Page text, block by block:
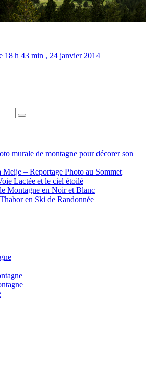
18 h 43 min , 24 janvier 2014
murale de montagne pour décorer son
Meije – Reportage Photo au Sommet
Lactée et le ciel étoilé
Montagne en Noir et Blanc
en Ski de Randonnée